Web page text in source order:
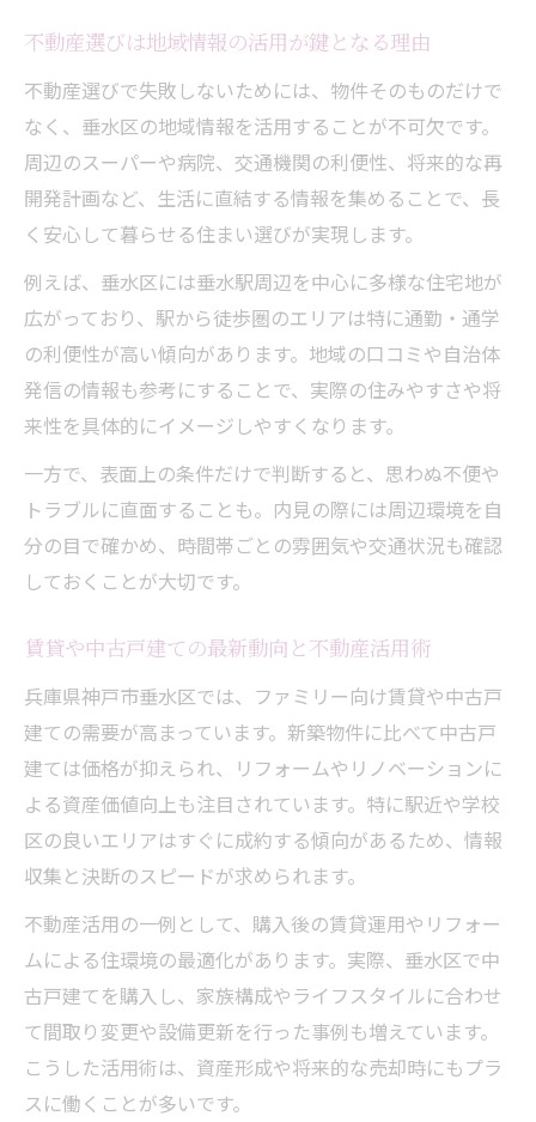
徴
中古戸建ての動向と不動産選びのコツとは
垂水区の不動産賃貸最新事情を徹底解説
スーモなどで探す中古戸建て物件の注意点
理想物件を見つける不動産活用のコツとポイン
ト
不動産探しで理想物件を見つけるポイント
解説
賃貸・中古戸建ては条件整理が成功の近道
不動産会社との連携で物件選びを効率化す
る
口コミやランキングの活用で納得の物件探
不動産業者の提案力を引き出す質問ポイン
ト
安心取引のパートナー不動産選びの秘訣とは
不動産取引で重視すべき安心ポイントとは
信頼できるパートナー不動産選びの実践法
口コミと実績で選ぶ不動産会社の見極め方
賃貸や売却時の不動産業者サポート体制解
説
不動産取引を安心して進めるための交渉術
不動産選びは地域情報の活用が鍵となる理由
不動産選びで失敗しないためには、物件そのものだけで
なく、垂水区の地域情報を活用することが不可欠です。
周辺のスーパーや病院、交通機関の利便性、将来的な再
開発計画など、生活に直結する情報を集めることで、長
く安心して暮らせる住まい選びが実現します。
例えば、垂水区には垂水駅周辺を中心に多様な住宅地が
広がっており、駅から徒歩圏のエリアは特に通勤・通学
の利便性が高い傾向があります。地域の口コミや自治体
発信の情報も参考にすることで、実際の住みやすさや将
来性を具体的にイメージしやすくなります。
一方で、表面上の条件だけで判断すると、思わぬ不便や
トラブルに直面することも。内見の際には周辺環境を自
分の目で確かめ、時間帯ごとの雰囲気や交通状況も確認
しておくことが大切です。
賃貸や中古戸建ての最新動向と不動産活用術
兵庫県神戸市垂水区では、ファミリー向け賃貸や中古戸
建ての需要が高まっています。新築物件に比べて中古戸
建ては価格が抑えられ、リフォームやリノベーションに
よる資産価値向上も注目されています。特に駅近や学校
区の良いエリアはすぐに成約する傾向があるため、情報
収集と決断のスピードが求められます。
不動産活用の一例として、購入後の賃貸運用やリフォー
ムによる住環境の最適化があります。実際、垂水区で中
古戸建てを購入し、家族構成やライフスタイルに合わせ
て間取り変更や設備更新を行った事例も増えています。
こうした活用術は、資産形成や将来的な売却時にもプラ
スに働くことが多いです。